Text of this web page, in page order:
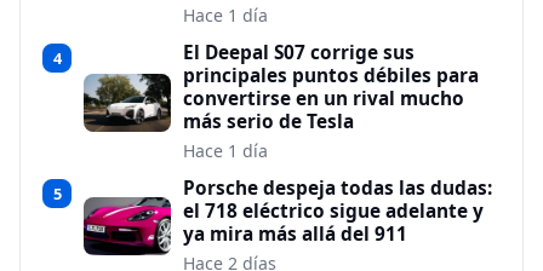
Hace 1 día
4
El Deepal S07 corrige sus
principales puntos débiles para
convertirse en un rival mucho
más serio de Tesla
Hace 1 día
5
Porsche despeja todas las dudas:
el 718 eléctrico sigue adelante y
ya mira más allá del 911
Hace 2 días